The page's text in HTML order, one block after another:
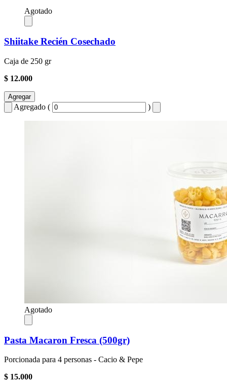
Agotado
Shiitake Recién Cosechado
Caja de 250 gr
$ 12.000
Agregar
Agregado ( )
Agotado
Pasta Macaron Fresca (500gr)
Porcionada para 4 personas - Cacio & Pepe
$ 15.000